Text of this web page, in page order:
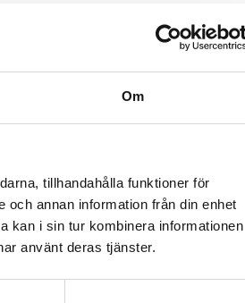
Om
tillhandahålla funktioner för
annan information från din enhet
kan i sin tur kombinera informationen
använt deras tjänster.